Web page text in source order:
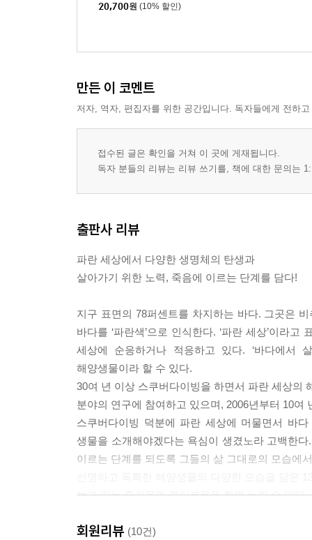
20,700원 (10% 할인)
만든 이 코멘트
저자, 역자, 편집자를 위한 공간입니다. 독자들에게 전하
접수된 글은 확인을 거쳐 이 곳에 게재됩니다.
독자 분들의 리뷰는 리뷰 쓰기를, 책에 대한 문의는
출판사 리뷰
파란 세상에서 다양한 생명체의 탄생과
살아가기 위한 노력, 죽음에 이르는 단계를 담다!
지구 표면의 78퍼센트를 차지하는 바다. 그곳은
바다를 ‘파란색’으로 인식한다. ‘파란 세상’이라
세상에 순응하거나 적응하고 있다. ‘바다에서
해양생물이라 할 수 있다.
30여 년 이상 스쿠버다이빙을 하면서 파란 세상의
분야의 연구에 참여하고 있으며, 2006년부터 10
스쿠버다이빙 덕분에 파란 세상에 머물면서 바
생물을 소개해야겠다는 욕심이 생겼노라 고백한
이르는 단계를 되도록 그들의 삶 그대로의 모습에
보고 읽는 즐거움과 경이로움을 한껏 누릴 수 있다.
적응, 탄생, 살아가기, 살아남기…
회원리뷰 (10건)